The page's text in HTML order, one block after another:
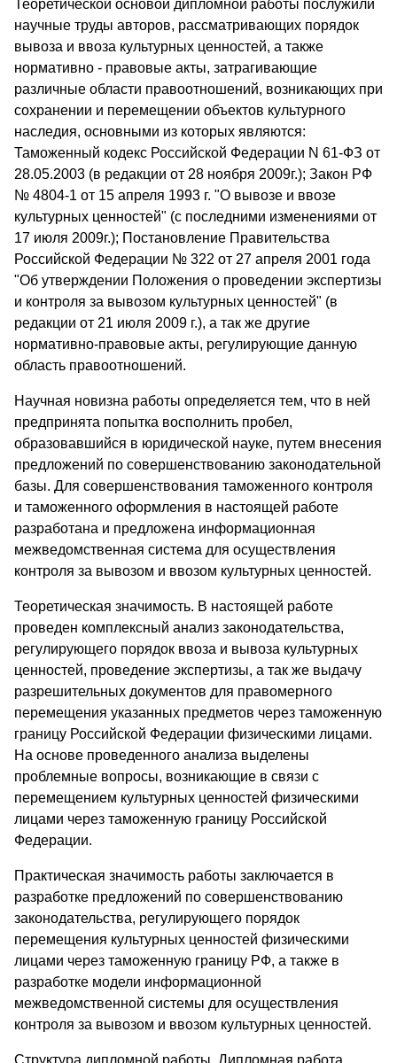
Теоретической основой дипломной работы послужили
научные труды авторов, рассматривающих порядок
вывоза и ввоза культурных ценностей, а также
нормативно - правовые акты, затрагивающие
различные области правоотношений, возникающих при
сохранении и перемещении объектов культурного
наследия, основными из которых являются:
Таможенный кодекс Российской Федерации N 61-ФЗ от
28.05.2003 (в редакции от 28 ноября 2009г.); Закон РФ
№ 4804-1 от 15 апреля 1993 г. "О вывозе и ввозе
культурных ценностей" (с последними изменениями от
17 июля 2009г.); Постановление Правительства
Российской Федерации № 322 от 27 апреля 2001 года
"Об утверждении Положения о проведении экспертизы
и контроля за вывозом культурных ценностей" (в
редакции от 21 июля 2009 г.), а так же другие
нормативно-правовые акты, регулирующие данную
область правоотношений.
Научная новизна работы определяется тем, что в ней
предпринята попытка восполнить пробел,
образовавшийся в юридической науке, путем внесения
предложений по совершенствованию законодательной
базы. Для совершенствования таможенного контроля
и таможенного оформления в настоящей работе
разработана и предложена информационная
межведомственная система для осуществления
контроля за вывозом и ввозом культурных ценностей.
Теоретическая значимость. В настоящей работе
проведен комплексный анализ законодательства,
регулирующего порядок ввоза и вывоза культурных
ценностей, проведение экспертизы, а так же выдачу
разрешительных документов для правомерного
перемещения указанных предметов через таможенную
границу Российской Федерации физическими лицами.
На основе проведенного анализа выделены
проблемные вопросы, возникающие в связи с
перемещением культурных ценностей физическими
лицами через таможенную границу Российской
Федерации.
Практическая значимость работы заключается в
разработке предложений по совершенствованию
законодательства, регулирующего порядок
перемещения культурных ценностей физическими
лицами через таможенную границу РФ, а также в
разработке модели информационной
межведомственной системы для осуществления
контроля за вывозом и ввозом культурных ценностей.
Структура дипломной работы. Дипломная работа